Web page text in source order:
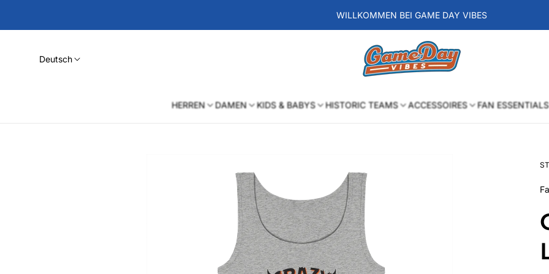
WILLKOMMEN BEI GAME DAY VIBES
Deutsch
Laden-
Logo
HERREN DAMEN KIDS & BABYS HISTORIC TEAMS ACCESSOIRES FAN ESSENTIALS